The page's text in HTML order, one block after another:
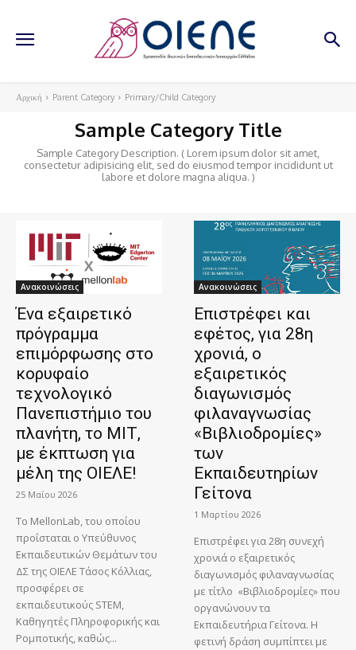
Αρχική Parent Category Primary/Child Category
Sample Category Title
Sample Category Description. ( Lorem ipsum dolor sit amet,
consectetur adipisicing elit, sed do eiusmod tempor incididunt ut
labore et dolore magna aliqua. )
Ανακοινώσεις
Ένα εξαιρετικό
πρόγραμμα
επιμόρφωσης στο
κορυφαίο
τεχνολογικό
Πανεπιστήμιο του
πλανήτη, το ΜΙΤ,
με έκπτωση για
μέλη της ΟΙΕΛΕ!
25 Μαΐου 2026
Το MellonLab, του οποίου
προΐσταται ο Υπεύθυνος
Εκπαιδευτικών Θεμάτων του
ΔΣ της ΟΙΕΛΕ Τάσος Κόλλιας,
προσφέρει σε
εκπαιδευτικούς STEM,
Καθηγητές Πληροφορικής και
Ρομποτικής, καθώς...
Ανακοινώσεις
Επιστρέφει και
εφέτος, για 28η
χρονιά, ο
εξαιρετικός
διαγωνισμός
φιλαναγνωσίας
«Βιβλιοδρομίες»
των
Εκπαιδευτηρίων
Γείτονα
1 Μαρτίου 2026
Επιστρέφει για 28η συνεχή
χρονιά ο εξαιρετικός
διαγωνισμός φιλαναγνωσίας
με τίτλο «Βιβλιοδρομίες» που
οργανώνουν τα
Εκπαιδευτήρια Γείτονα. Η
φετινή δράση συμπίπτει με